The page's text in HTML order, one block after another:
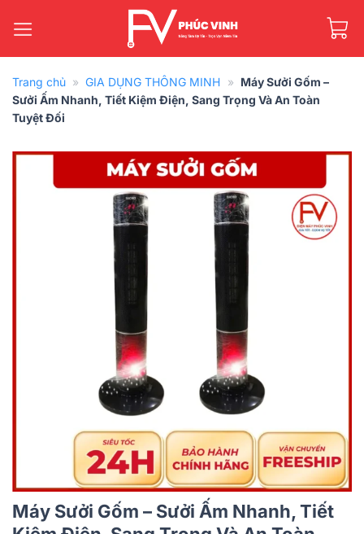
qua
Trang chủ » GIA DỤNG THÔNG MINH » Máy Sưởi Gốm –
Sưởi Ấm Nhanh, Tiết Kiệm Điện, Sang Trọng Và An Toàn
Tuyệt Đối
Máy Sưởi Gốm – Sưởi Ấm Nhanh, Tiết